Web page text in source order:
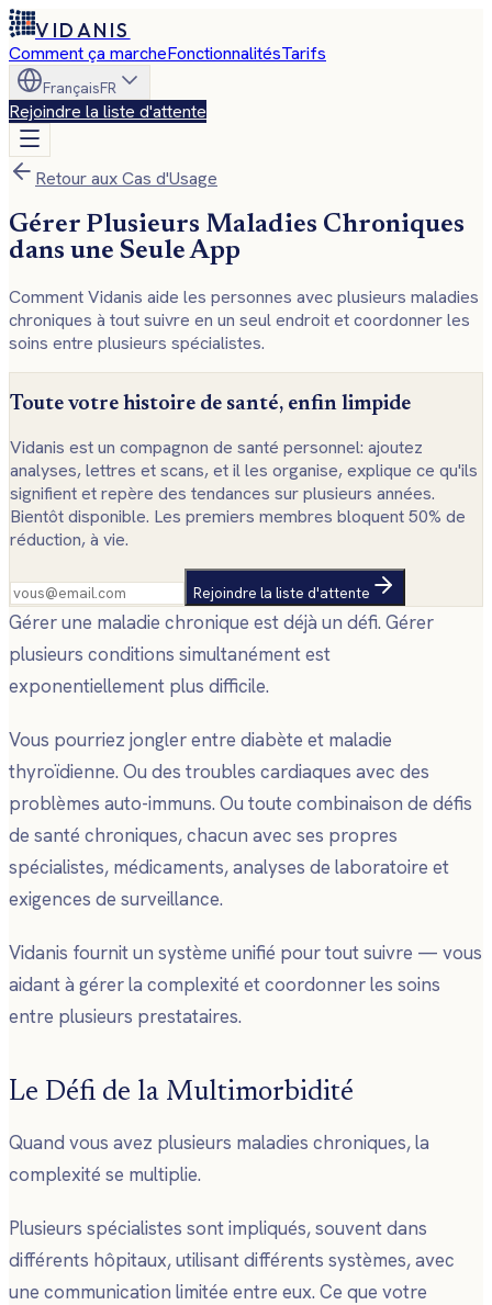
VIDANIS
Comment ça marcheFonctionnalitésTarifs
FrançaisFR
Rejoindre la liste d'attente
Retour aux Cas d'Usage
Gérer Plusieurs Maladies Chroniques
dans une Seule App
Comment Vidanis aide les personnes avec plusieurs maladies
chroniques à tout suivre en un seul endroit et coordonner les
soins entre plusieurs spécialistes.
Toute votre histoire de santé, enfin limpide
Vidanis est un compagnon de santé personnel: ajoutez
analyses, lettres et scans, et il les organise, explique ce qu'ils
signifient et repère des tendances sur plusieurs années.
Bientôt disponible. Les premiers membres bloquent 50% de
réduction, à vie.
Rejoindre la liste d'attente
Gérer une maladie chronique est déjà un défi. Gérer
plusieurs conditions simultanément est
exponentiellement plus difficile.
Vous pourriez jongler entre diabète et maladie
thyroïdienne. Ou des troubles cardiaques avec des
problèmes auto-immuns. Ou toute combinaison de défis
de santé chroniques, chacun avec ses propres
spécialistes, médicaments, analyses de laboratoire et
exigences de surveillance.
Vidanis fournit un système unifié pour tout suivre — vous
aidant à gérer la complexité et coordonner les soins
entre plusieurs prestataires.
Le Défi de la Multimorbidité
Quand vous avez plusieurs maladies chroniques, la
complexité se multiplie.
Plusieurs spécialistes sont impliqués, souvent dans
différents hôpitaux, utilisant différents systèmes, avec
une communication limitée entre eux. Ce que votre